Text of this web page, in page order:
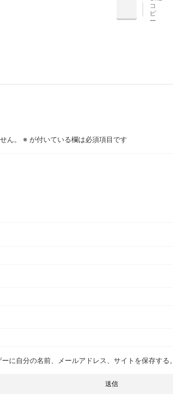
コ
ピ
ー
ん。 ※ が付いている欄は必須項目です
に自分の名前、メールアドレス、サイトを保存する。